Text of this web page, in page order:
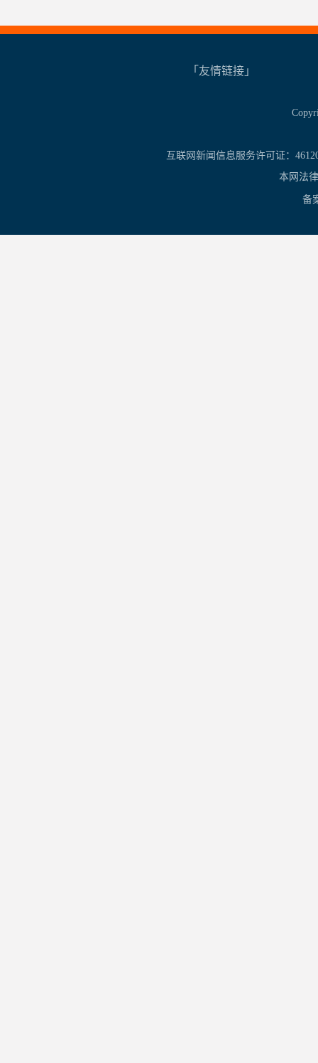
「友情链接」
互联网新闻信息服务许可证：
本网法
备